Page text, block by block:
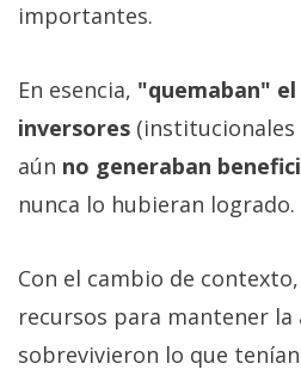
importantes.
En esencia, "quemaban"
inversores
aún no generaban
nunca lo hubieran logrado.
Con el cambio de
recursos para mantener la
sobrevivieron lo que